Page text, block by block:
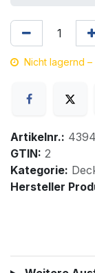
Nicht lagernd
Artikelnr.:
GTIN: 2
Kategorie:
Hersteller